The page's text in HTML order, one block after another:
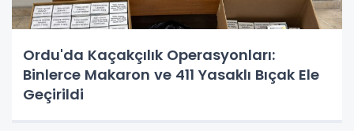
Ordu'da Kaçakçılık Operasyonları:
Binlerce Makaron ve 411 Yasaklı Bıçak Ele
Geçirildi